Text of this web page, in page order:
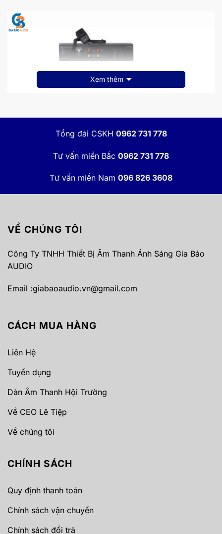
âm thanh thông báo là gì?
Hệ thống này thường được lắp đặt tại các nơi tập
viện, trung tâm mua sắm, công viên, toà nhà,… để
báo khẩn cấp hoặc các tin tức quảng cáo để cung
thông báo trong đời sống
Xem thêm
Tổng đài CSKH 0962 731 778
Tư vấn miền Bắc 0962 731 778
Tư vấn miền Nam 096 826 3608
VỀ CHÚNG TÔI
Công Ty TNHH Thiết Bị Âm Thanh Ánh Sáng Gia Bảo
AUDIO
Email :giabaoaudio.vn@gmail.com
CÁCH MUA HÀNG
Liên Hệ
Tuyển dụng
Dàn Âm Thanh Hội Trường
Về CEO Lê Tiệp
Về chúng tôi
CHÍNH SÁCH
Quy định thanh toán
Chính sách vận chuyển
Chính sách đổi trả